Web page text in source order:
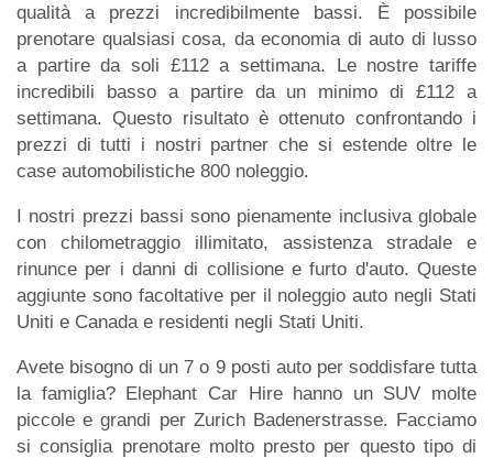
qualità a prezzi incredibilmente bassi. È possibile
prenotare qualsiasi cosa, da economia di auto di lusso
a partire da soli £112 a settimana. Le nostre tariffe
incredibili basso a partire da un minimo di £112 a
settimana. Questo risultato è ottenuto confrontando i
prezzi di tutti i nostri partner che si estende oltre le
case automobilistiche 800 noleggio.
I nostri prezzi bassi sono pienamente inclusiva globale
con chilometraggio illimitato, assistenza stradale e
rinunce per i danni di collisione e furto d'auto. Queste
aggiunte sono facoltative per il noleggio auto negli Stati
Uniti e Canada e residenti negli Stati Uniti.
Avete bisogno di un 7 o 9 posti auto per soddisfare tutta
la famiglia? Elephant Car Hire hanno un SUV molte
piccole e grandi per Zurich Badenerstrasse. Facciamo
si consiglia prenotare molto presto per questo tipo di